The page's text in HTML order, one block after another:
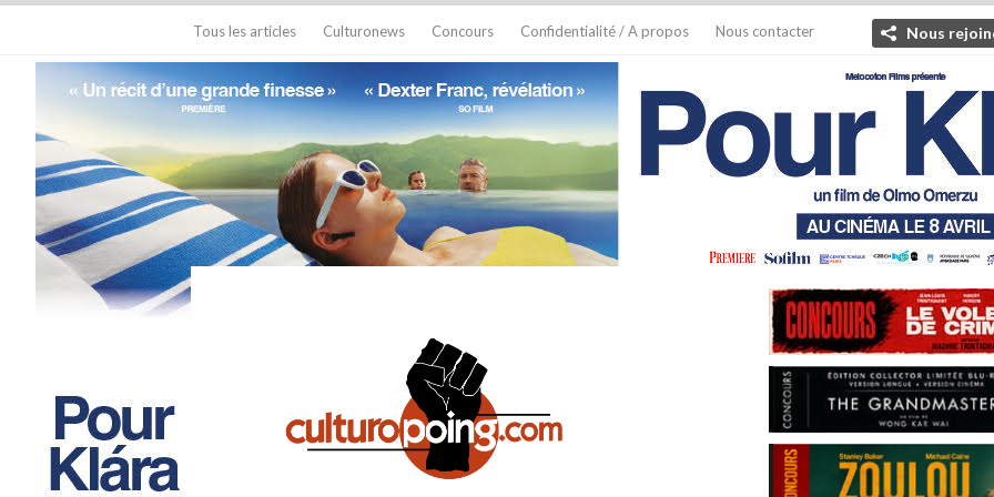
Tous les articles Culturonews Concours Confidentialité / A propos Nous contacter Nous